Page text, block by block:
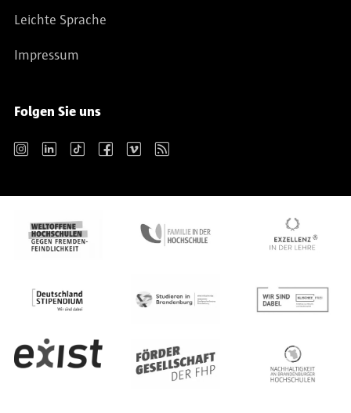
Leichte Sprache
Impressum
Folgen Sie uns
Instagram LinkedIn TikTok Facebook Vimeo RSS